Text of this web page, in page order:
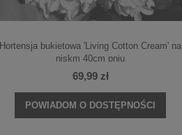
Hortensja bukietowa 'Living Cotton Cream' na
niskm 40cm pniu
69,99 zł
POWIADOM O DOSTĘPNOŚCI